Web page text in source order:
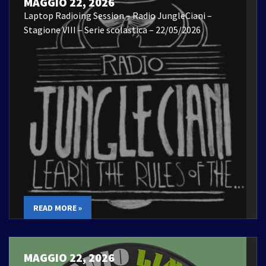
Laptop Radioing Session – Radio JungleCiani –
Stagione VIII – Serie scolastica – 22/05/2026
READ MORE »
MAGGIO 22, 2026